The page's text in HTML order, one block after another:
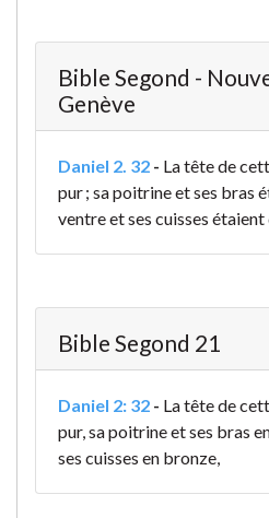
Bible Segond -
Genève
Daniel 2. 32 - La tête de
pur ; sa poitrine et ses bras
ventre et ses cuisses étaient
Bible Segond 21
Daniel 2: 32 - La tête de
pur, sa poitrine et ses bras
ses cuisses en bronze,